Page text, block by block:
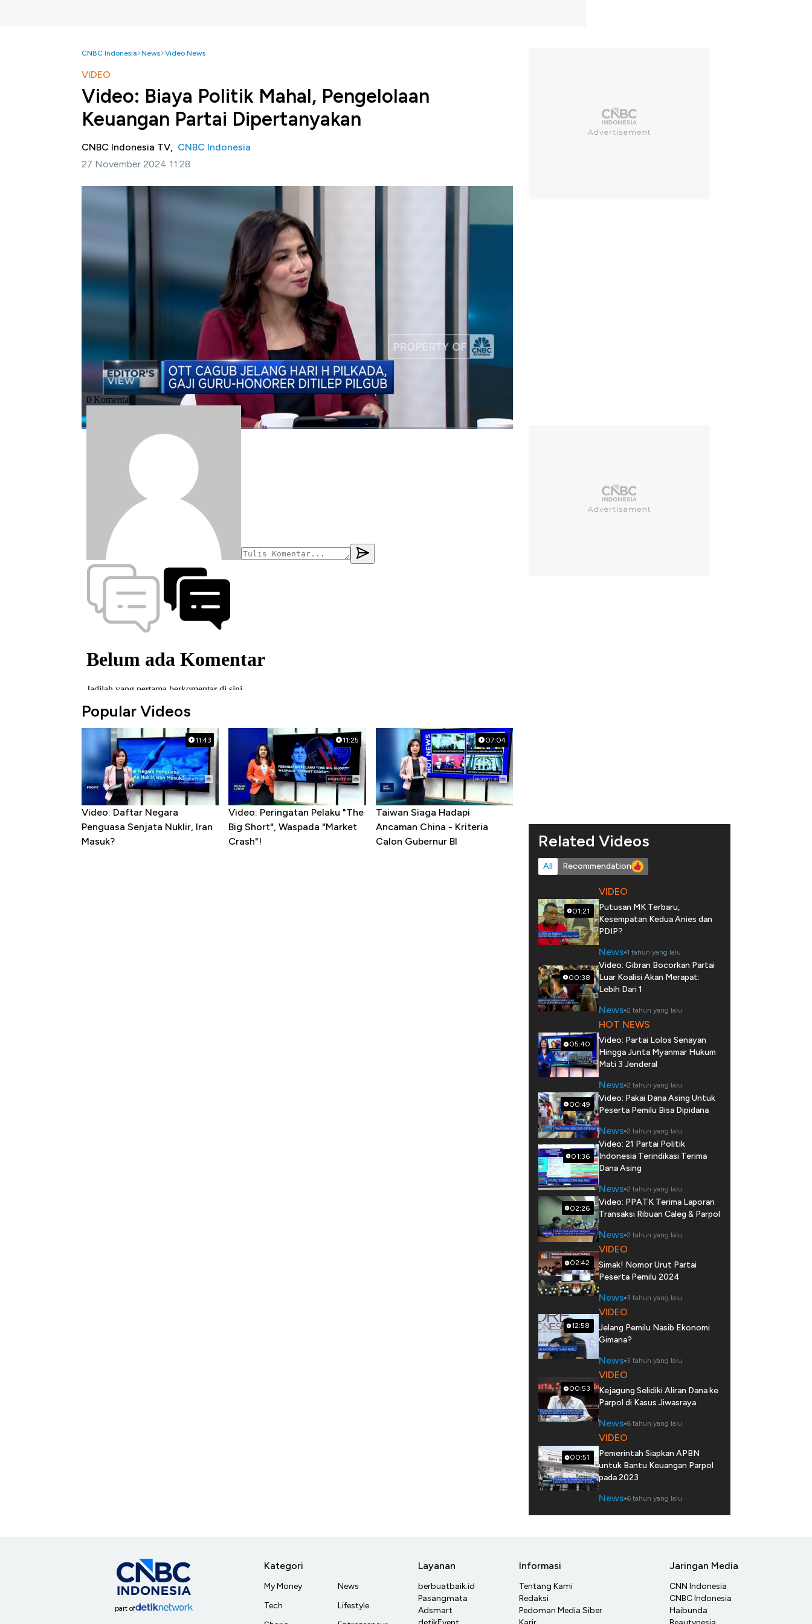
CNBC Indonesia News Video News
VIDEO
Video: Biaya Politik Mahal, Pengelolaan
Keuangan Partai Dipertanyakan
CNBC Indonesia TV, CNBC Indonesia
27 November 2024 11:28
Jakarta, CNBC Indonesia
Indonesia yang mahal. Hal inipun menimpulkan pertanyaan bagaimana dana partai politik dikelola.
Selengkapnya saksikan dialog Dina Gurning bersama Managing Editor CNBC Indonesia Muhammad
Iqbal dan Ayyi Achmad Hidayah di Program Closing Bell CNBC Indonesia, Selasa (26/11/2024).
#biaya politik #pilkada
Popular Videos
11:43
Video: Daftar Negara
Penguasa Senjata Nuklir, Iran
Masuk?
11:25
Video: Peringatan Pelaku "The
Big Short", Waspada "Market
Crash"!
07:04
Taiwan Siaga Hadapi
Ancaman China - Kriteria
Calon Gubernur BI
Related Videos
All Recommendation
01:21
VIDEO
Putusan MK Terbaru,
Kesempatan Kedua Anies dan
PDIP?
News 1 tahun yang lalu
00:38
Video: Gibran Bocorkan Partai
Luar Koalisi Akan Merapat:
Lebih Dari 1
News 2 tahun yang lalu
05:40
HOT NEWS
Video: Partai Lolos Senayan
Hingga Junta Myanmar Hukum
Mati 3 Jenderal
News 2 tahun yang lalu
00:49
Video: Pakai Dana Asing Untuk
Peserta Pemilu Bisa Dipidana
News 2 tahun yang lalu
01:36
Video: 21 Partai Politik
Indonesia Terindikasi Terima
Dana Asing
News 2 tahun yang lalu
02:26
Video: PPATK Terima Laporan
Transaksi Ribuan Caleg & Parpol
News 2 tahun yang lalu
02:42
VIDEO
Simak! Nomor Urut Partai
Peserta Pemilu 2024
News 3 tahun yang lalu
12:58
VIDEO
Jelang Pemilu Nasib Ekonomi
Gimana?
News 3 tahun yang lalu
00:53
VIDEO
Kejagung Selidiki Aliran Dana ke
Parpol di Kasus Jiwasraya
News 6 tahun yang lalu
00:51
VIDEO
Pemerintah Siapkan APBN
untuk Bantu Keuangan Parpol
pada 2023
News 6 tahun yang lalu
part of
Kategori
My Money
Tech
News
Lifestyle
Layanan
berbuatbaik.id
Pasangmata
Adsmart
Informasi
Tentang Kami
Redaksi
Pedoman Media Siber
Jaringan Media
CNN Indonesia
CNBC Indonesia
Haibunda